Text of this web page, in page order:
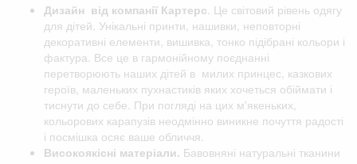
Дизайн від компанії Картерс . Це світовий рівень одягу
для дітей. Унікальні принти, нашивки, неповторні
декоративні елементи, вишивка, тонко підібрані кольори і
фактура. Все це в гармонійному поєднанні
перетворюють наших дітей в милих принцес, казкових
героїв, маленьких пухнастиків яких хочеться обіймати і
тиснути до себе. При погляді на цих м'якеньких,
кольорових карапузів неодмінно виникне почуття радості
і посмішка осяє ваше обличчя.
Високоякісні матеріали. Бавовняні натуральні тканини